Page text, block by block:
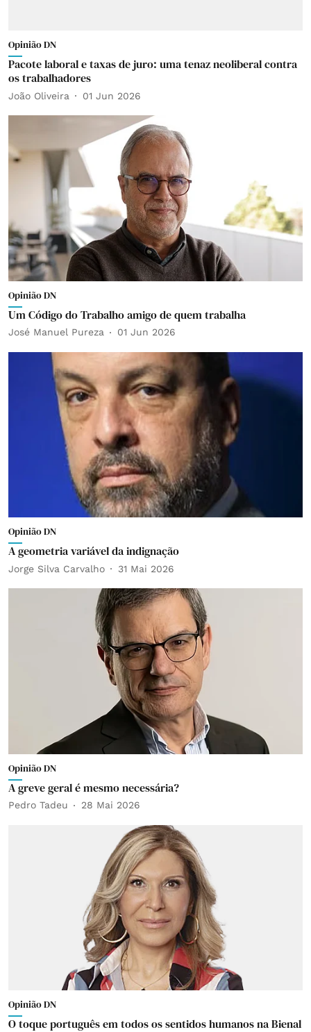
Opinião DN
Pacote laboral e taxas de juro: uma tenaz neoliberal contra
os trabalhadores
João Oliveira 01 Jun 2026
Opinião DN
Um Código do Trabalho amigo de quem trabalha
José Manuel Pureza 01 Jun 2026
Opinião DN
A geometria variável da indignação
Jorge Silva Carvalho 31 Mai 2026
Opinião DN
A greve geral é mesmo necessária?
Pedro Tadeu 28 Mai 2026
Opinião DN
O toque português em todos os sentidos humanos na Bienal